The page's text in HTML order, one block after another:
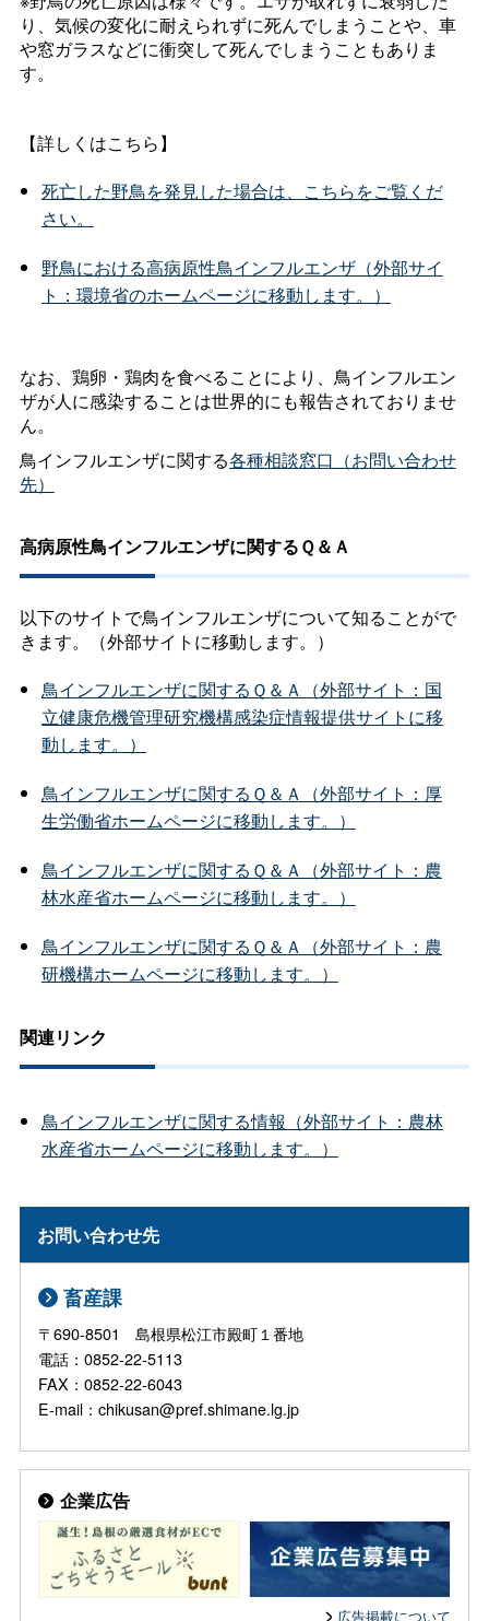
り、気候の変化に耐えられずに死んでしまうことや、車
や窓ガラスなどに衝突して死んでしまうこともありま
す。
【詳しくはこちら】
死亡した野鳥を発見した場合は、こちらをご覧くだ
さい。
野鳥における高病原性鳥インフルエンザ（外部サイ
ト：環境省のホームページに移動します。）
なお、鶏卵・鶏肉を食べることにより、鳥インフルエン
ザが人に感染することは世界的にも報告されておりませ
ん。
鳥インフルエンザに関する各種相談窓口（お問い合わせ
先）
高病原性鳥インフルエンザに関するＱ＆Ａ
以下のサイトで鳥インフルエンザについて知ることがで
きます。（外部サイトに移動します。）
鳥インフルエンザに関するＱ＆Ａ（外部サイト：国
立健康危機管理研究機構感染症情報提供サイトに移
動します。）
鳥インフルエンザに関するＱ＆Ａ（外部サイト：厚
生労働省ホームページに移動します。）
鳥インフルエンザに関するＱ＆Ａ（外部サイト：農
林水産省ホームページに移動します。）
鳥インフルエンザに関するＱ＆Ａ（外部サイト：農
研機構ホームページに移動します。）
関連リンク
鳥インフルエンザに関する情報（外部サイト：農林
水産省ホームページに移動します。）
お問い合わせ先
畜産課
〒690-8501 島根県松江市殿町１番地
電話：0852-22-5113
FAX：0852-22-6043
E-mail：chikusan@pref.shimane.lg.jp
企業広告
広告掲載について